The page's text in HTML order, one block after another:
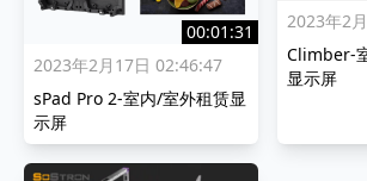
00:01:31
2023年2月17日 02:46:47
sPad Pro 2-室内/室外租赁显
示屏
2023年2
Climber-
显示屏